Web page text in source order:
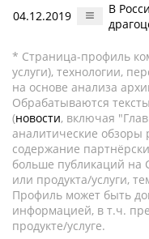
04.12.2019
В
* Страница-профиль
услуги), технологии,
на основе анализа
Обрабатываются
(новости, включая
аналитические обзоры
содержание
больше публикаций на
или продукта/услуги,
Профиль может быть
информацией, в т.ч.
продукте/услуге.